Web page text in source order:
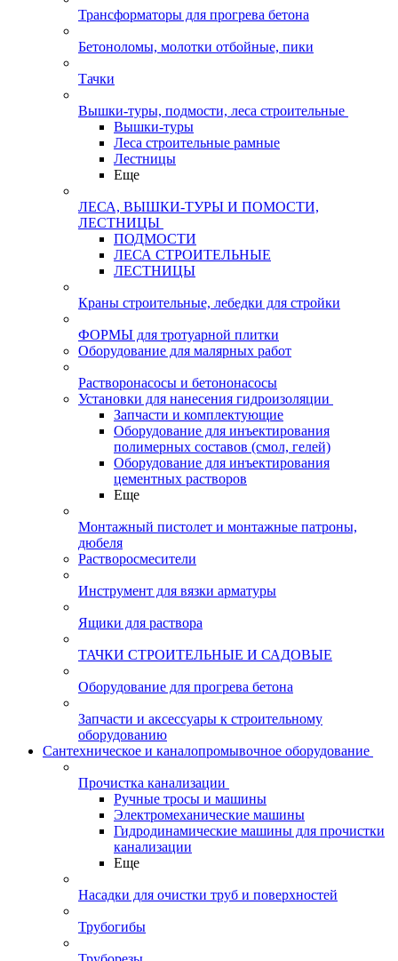
Трансформаторы для прогрева бетона
Бетоноломы, молотки отбойные, пики
Тачки
Вышки-туры, подмости, леса строительные
Вышки-туры
Леса строительные рамные
Лестницы
Еще
ЛЕСА, ВЫШКИ-ТУРЫ И ПОМОСТИ,
ЛЕСТНИЦЫ
ПОДМОСТИ
ЛЕСА СТРОИТЕЛЬНЫЕ
ЛЕСТНИЦЫ
Краны строительные, лебедки для стройки
ФОРМЫ для тротуарной плитки
Оборудование для малярных работ
Растворонасосы и бетононасосы
Установки для нанесения гидроизоляции
Запчасти и комплектующие
Оборудование для инъектирования
полимерных составов (смол, гелей)
Оборудование для инъектирования
цементных растворов
Еще
Монтажный пистолет и монтажные патроны,
дюбеля
Растворосмесители
Инструмент для вязки арматуры
Ящики для раствора
ТАЧКИ СТРОИТЕЛЬНЫЕ И САДОВЫЕ
Оборудование для прогрева бетона
Запчасти и аксессуары к строительному
оборудованию
Сантехническое и каналопромывочное оборудование
Прочистка канализации
Ручные тросы и машины
Электромеханические машины
Гидродинамические машины для прочистки
канализации
Еще
Насадки для очистки труб и поверхностей
Трубогибы